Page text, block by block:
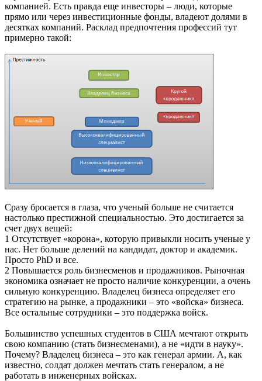
компанией. Есть правда еще инвесторы – люди, которые
прямо или через инвестиционные фонды, владеют долями в
десятках компаний. Расклад предпочтения профессий тут
примерно такой:
Сразу бросается в глаза, что ученый больше не считается
настолько престижной специальностью. Это достигается за
счет двух вещей:
1 Отсутствует «корона», которую привыкли носить ученые у
нас. Нет больше делений на кандидат, доктор и академик.
Просто PhD и все.
2 Повышается роль бизнесменов и продажников. Рыночная
экономика означает не просто наличие конкуренции, а очень
сильную конкуренцию. Владелец бизнеса определяет его
стратегию на рынке, а продажники – это «войска» бизнеса.
Все остальные сотрудники – это поддержка войск.
Большинство успешных студентов в США мечтают открыть
свою компанию (стать бизнесменами), а не «идти в науку».
Почему? Владелец бизнеса – это как генерал армии. А, как
известно, солдат должен мечтать стать генералом, а не
работать в инженерных войсках.